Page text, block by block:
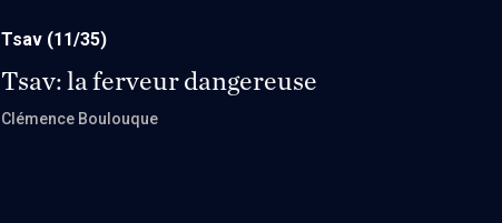
Tsav (11/35)
Tsav: la ferveur dangereuse
Clémence Boulouque